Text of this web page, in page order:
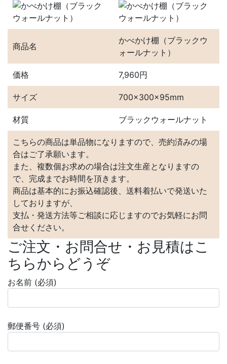
商品名
かべかけ棚（ブラックウ
ォールナット）
価格 7,960円
サイズ 700×300×95mm
材質 ブラックウォールナット
こちらの商品は単品物になりますので、売約済みの場
合はご了承願います。
また、複数個お求めの場合は注文生産となりますの
で、完成までお時間を頂きます。
商品は基本的にお振込確認後、送料着払いで発送いた
しておりますが、
支払・発送方法等ご相談に応じますのでお気軽にお問
合せください。
ご注文・お問合せ・お見積はこ
ちらからどうぞ
お名前 (必須)
郵便番号 (必須)